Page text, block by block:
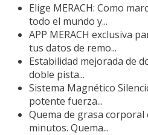
Elige MERACH: Como
todo el mundo y...
APP MERACH exclusiva
tus datos de remo...
Estabilidad mejorada de
doble pista...
Sistema Magnético
potente fuerza...
Quema de grasa corporal
minutos. Quema...